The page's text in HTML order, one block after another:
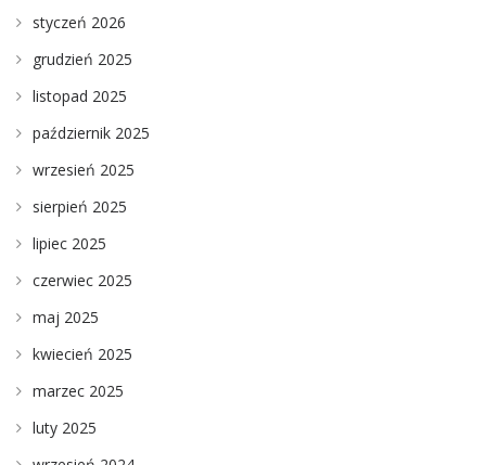
styczeń 2026
grudzień 2025
listopad 2025
październik 2025
wrzesień 2025
sierpień 2025
lipiec 2025
czerwiec 2025
maj 2025
kwiecień 2025
marzec 2025
luty 2025